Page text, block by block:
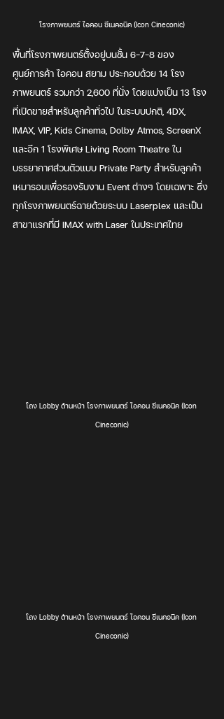
โรงภาพยนตร์ ไอคอน ซีเนคอนิค (Icon Cineconic)
พื้นที่โรงภาพยนตร์ตั้งอยู่บนชั้น 6-7-8 ของ
ศูนย์การค้า ไอคอน สยาม ประกอบด้วย 14 โรง
ภาพยนตร์ รวมกว่า 2,600 ที่นั่ง โดยแบ่งเป็น 13 โรง
ที่เปิดขายสำหรับลูกค้าทั่วไป ในระบบปกติ, 4DX,
IMAX, VIP, Kids Cinema, Dolby Atmos, ScreenX
และอีก 1 โรงพิเศษ ​Living Room Theatre ใน
บรรยากาศส่วนตัวแบบ Private Party สำหรับลูกค้า
เหมารอบเพื่อรองรับงาน Event ต่างๆ โดยเฉพาะ ซึ่ง
ทุกโรงภาพยนตร์ฉายด้วยระบบ Laserplex และเป็น
สาขาแรกที่มี IMAX with Laser ในประเทศไทย
โถง Lobby ด้านหน้า โรงภาพยนตร์ ไอคอน ซีเนคอนิค (Icon
Cineconic)
โถง Lobby ด้านหน้า โรงภาพยนตร์ ไอคอน ซีเนคอนิค (Icon
Cineconic)